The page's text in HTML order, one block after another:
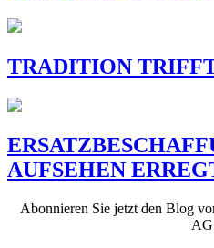
TRADITION
AUFSEHEN
Abonnieren Sie jetzt den Blog